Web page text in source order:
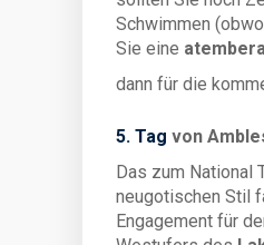
Schwimmen
Sie eine
dann für die
5. Tag von
Das zum National
neugotischen Stil
Engagement für